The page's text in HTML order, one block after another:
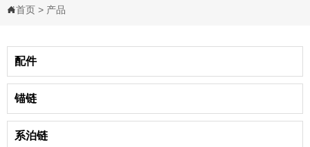
首页> 产品
配件
锚链
系泊链